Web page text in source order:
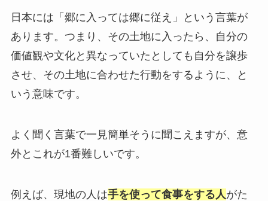
日本には「郷に入っては郷に従え」という言葉が
あります。つまり、その土地に入ったら、自分の
価値観や文化と異なっていたとしても自分を譲歩
させ、その土地に合わせた行動をするように、と
いう意味です。
よく聞く言葉で一見簡単そうに聞こえますが、意
外とこれが1番難しいです。
例えば、現地の人は手を使って食事をする人 がた